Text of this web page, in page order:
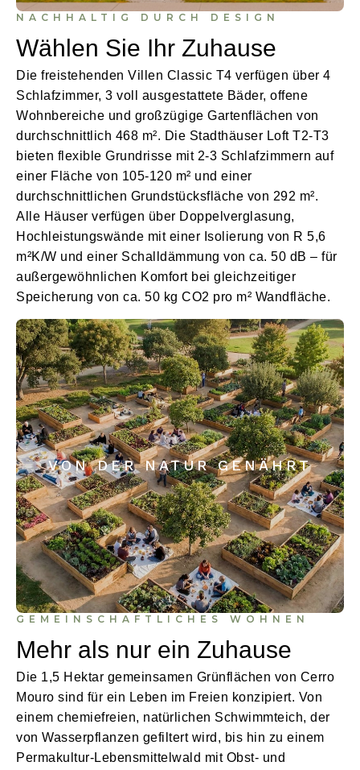
NACHHALTIG DURCH DESIGN
Wählen Sie Ihr Zuhause
Die freistehenden Villen Classic T4 verfügen über 4
Schlafzimmer, 3 voll ausgestattete Bäder, offene
Wohnbereiche und großzügige Gartenflächen von
durchschnittlich 468 m². Die Stadthäuser Loft T2-T3
bieten flexible Grundrisse mit 2-3 Schlafzimmern auf
einer Fläche von 105-120 m² und einer
durchschnittlichen Grundstücksfläche von 292 m².
Alle Häuser verfügen über Doppelverglasung,
Hochleistungswände mit einer Isolierung von R 5,6
m²K/W und einer Schalldämmung von ca. 50 dB – für
außergewöhnlichen Komfort bei gleichzeitiger
Speicherung von ca. 50 kg CO2 pro m² Wandfläche.
VON DER NATUR GENÄHRT
GEMEINSCHAFTLICHES WOHNEN
Mehr als nur ein Zuhause
Die 1,5 Hektar gemeinsamen Grünflächen von Cerro
Mouro sind für ein Leben im Freien konzipiert. Von
einem chemiefreien, natürlichen Schwimmteich, der
von Wasserpflanzen gefiltert wird, bis hin zu einem
Permakultur-Lebensmittelwald mit Obst- und